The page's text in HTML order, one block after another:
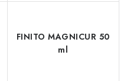
FINITO MAGNICUR 50
ml